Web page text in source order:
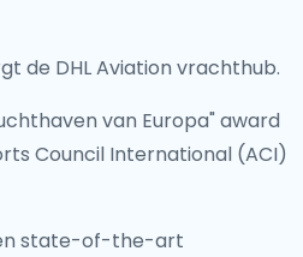
de DHL Aviation vrachthub.
van Europa" award
Council International (ACI)
state-of-the-art